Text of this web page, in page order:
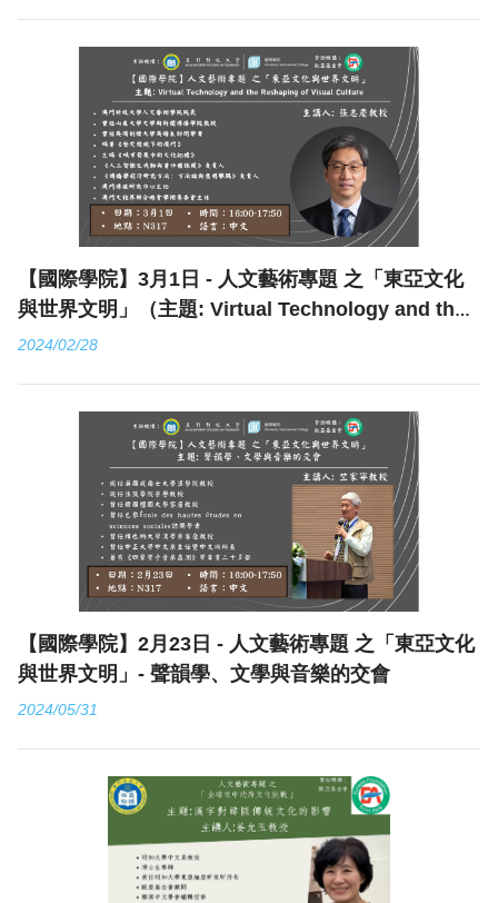
【國際學院】3月1日 - 人文藝術專題 之「東亞文化
與世界文明」（主題: Virtual Technology and the
Reshaping of Visual Culture）
2024/02/28
【國際學院】2月23日 - 人文藝術專題 之「東亞文化
與世界文明」- 聲韻學、文學與音樂的交會
2024/05/31